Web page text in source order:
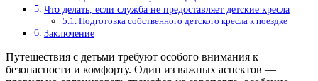
Что делать, если служба не предоставляет детские кресла
Подготовка собственного детского кресла к поездке
Заключение
Путешествия с детьми требуют особого внимания к
безопасности и комфорту. Один из важных аспектов —